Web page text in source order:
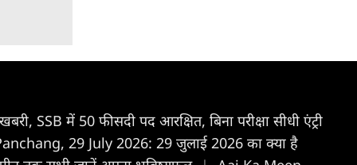
SSB में 50 फीसदी पद आरक्षित, बिना परीक्षा सीधी एंट्री
29 July 2026: 29 जुलाई 2026 का क्या है